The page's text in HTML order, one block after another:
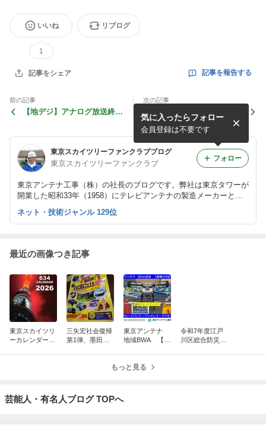
いいね
1
リブログ
記事をシェア 記事を報告する
前の記事
【地デジ】アナログ放送終了
次の記事
【CM】デジネット（DIGINE
T）は東京アンテナ工事の情
報通信事業部です！
東京スカイツリーファンクラブブログ
東京スカイツリーファンクラブ
東京アンテナ工事（株）の社長のブログです。弊社は東京タワーが
開業した昭和33年（1958）にテレビアンテナの製造メーカーとし
て創業しました。
気に入ったらフォロー
会員登録は不要です
フォロー
ネット・技術ジャンル 129位
最近の画像つき記事
東京スカイツリ
ーカレンダー10
三矢宏社会復帰
第1弾、墨田区
東京アンテナ
地域BWA 【創
ド・ワイヤレ
令和7年度江戸
川区総合防災訓
もっと見る
芸能人・有名人ブログ TOPへ